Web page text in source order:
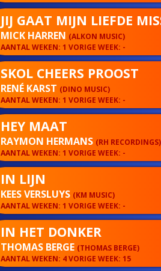
JIJ GAAT MIJN LIEFDE
MICK HARREN (ALKON MUSIC)
AANTAL WEKEN: 1 VORIGE WEEK: -
SKOL CHEERS PROOST
RENÉ KARST (DINO MUSIC)
AANTAL WEKEN: 1 VORIGE WEEK: -
HEY MAAT
RAYMON HERMANS (RH RECORDINGS)
AANTAL WEKEN: 1 VORIGE WEEK: -
IN LIJN
KEES VERSLUYS (KM MUSIC)
AANTAL WEKEN: 1 VORIGE WEEK: -
IN HET DONKER
THOMAS BERGE (THOMAS BERGE)
AANTAL WEKEN: 4 VORIGE WEEK: 15